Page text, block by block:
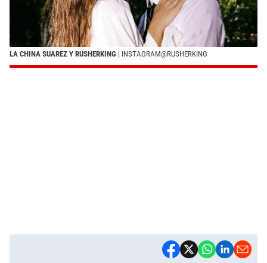
LA CHINA SUAREZ Y RUSHERKING | INSTAGRAM@RUSHERKING